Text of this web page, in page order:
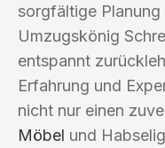
sorgfältige
Umzugskönig
entspannt
Erfahrung und
nicht nur einen
Möbel und